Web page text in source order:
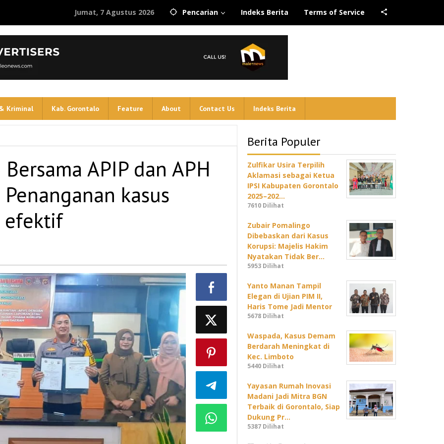
Jumat, 7 Agustus 2026 Pencarian Indeks Berita Terms of Service
Kriminal Kab. Gorontalo Feature About Contact Us Indeks Berita
APIP dan APH
kasus
efektif
Berita Populer
Zulfikar Usira Terpilih
Aklamasi sebagai Ketua
IPSI Kabupaten Gorontalo
2025–202…
7610 Dilihat
Zubair Pomalingo
Dibebaskan dari Kasus
Korupsi: Majelis Hakim
Nyatakan Tidak Ber…
5953 Dilihat
Yanto Manan Tampil
Elegan di Ujian PIM II,
Haris Tome Jadi Mentor
5678 Dilihat
Waspada, Kasus Demam
Berdarah Meningkat di
Kec. Limboto
5440 Dilihat
Yayasan Rumah Inovasi
Madani Jadi Mitra BGN
Terbaik di Gorontalo, Siap
Dukung Pr…
5387 Dilihat